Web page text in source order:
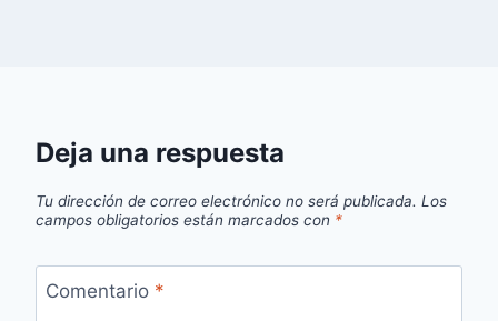
Deja una respuesta
Tu dirección de correo electrónico no será publicada. Los
campos obligatorios están marcados con *
Comentario *